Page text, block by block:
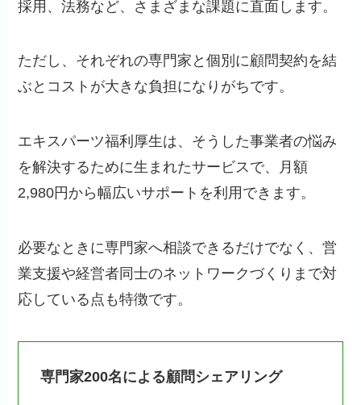
採用、法務など、さまざまな課題に直面します。
ただし、それぞれの専門家と個別に顧問契約を結
ぶとコストが大きな負担になりがちです。
エキスパーツ福利厚生は、そうした事業者の悩み
を解決するために生まれたサービスで、月額
2,980円から幅広いサポートを利用できます。
必要なときに専門家へ相談できるだけでなく、営
業支援や経営者同士のネットワークづくりまで対
応している点も特徴です。
専門家200名による顧問シェアリング